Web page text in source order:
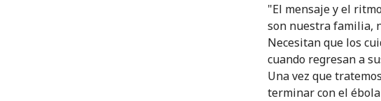
"El mensaje y el
son nuestra familia,
Necesitan que los
cuando regresan a
Una vez que
terminar con el